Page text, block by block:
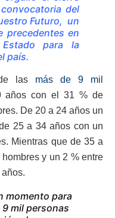
del
Futuro, un
precedentes en
para la
país.
las más de 9 mil
años con el 31 % de
De 20 a 24 años un
25 a 34 años con un
Mientras que de 35 a
y un 2 % entre
momento para
mil personas